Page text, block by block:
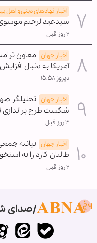
اخبار نهادهای دینی و اهل
سیدعبدالرحیم
۲ روز قبل
اخبار جهان معاون
آمریکا به دنبال
دیروز ۱۵:۵۸
اخبار جهان تحلیلگر
شکست طرح براندازی
۳ روز قبل
اخبار جهان بیانیه
طالبان کارد را به
۲ روز قبل
صدای